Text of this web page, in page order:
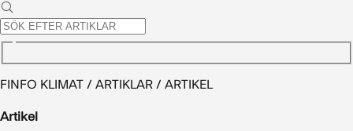
FINFO KLIMAT / ARTIKLAR / ARTIKEL
Artikel